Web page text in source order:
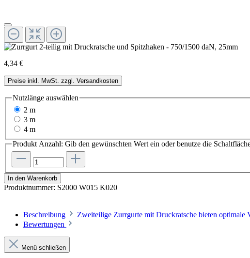
4,34 €
Preise inkl. MwSt. zzgl. Versandkosten
Nutzlänge auswählen
2 m
3 m
4 m
Produkt Anzahl: Gib den gewünschten Wert ein oder benutze die
In den Warenkorb
Produktnummer: S2000 W015 K020
Beschreibung Zweiteilige Zurrgurte mit Druckratsche bieten optimale
Bewertungen
Menü schließen